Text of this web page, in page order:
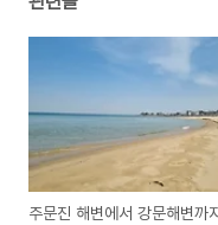
주문진 해변에서 강문해변까지